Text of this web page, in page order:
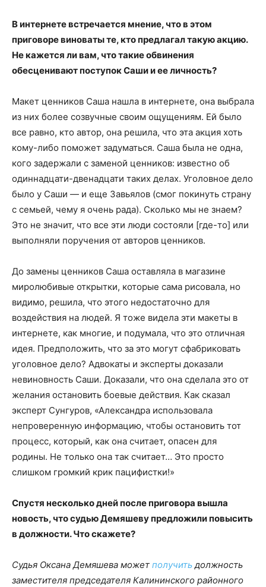
В интернете встречается мнение, что в этом
приговоре виноваты те, кто предлагал такую акцию.
Не кажется ли вам, что такие обвинения
обесценивают поступок Саши и ее личность?
Макет ценников Саша нашла в интернете, она выбрала
из них более созвучные своим ощущениям. Ей было
все равно, кто автор, она решила, что эта акция хоть
кому-либо поможет задуматься. Саша была не одна,
кого задержали с заменой ценников: известно об
одиннадцати-двенадцати таких делах. Уголовное дело
было у Саши — и еще Завьялов (смог покинуть страну
с семьей, чему я очень рада). Сколько мы не знаем?
Это не значит, что все эти люди состояли [где-то] или
выполняли поручения от авторов ценников.
До замены ценников Саша оставляла в магазине
миролюбивые открытки, которые сама рисовала, но
видимо, решила, что этого недостаточно для
воздействия на людей. Я тоже видела эти макеты в
интернете, как многие, и подумала, что это отличная
идея. Предположить, что за это могут сфабриковать
уголовное дело? Адвокаты и эксперты доказали
невиновность Саши. Доказали, что она сделала это от
желания остановить боевые действия. Как сказал
эксперт Сунгуров, «Александра использовала
непроверенную информацию, чтобы остановить тот
процесс, который, как она считает, опасен для
родины. Не только она так считает… Это просто
слишком громкий крик пацифистки!»
Спустя несколько дней после приговора вышла
новость, что судью Демяшеву предложили повысить
в должности. Что скажете?
Судья Оксана Демяшева может получитьдолжность
заместителя председателя Калининского районного